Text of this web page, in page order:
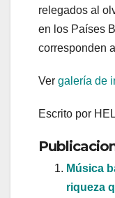
relegados al
en los Países
corresponden
Ver galería de
Escrito por
Música
riqueza